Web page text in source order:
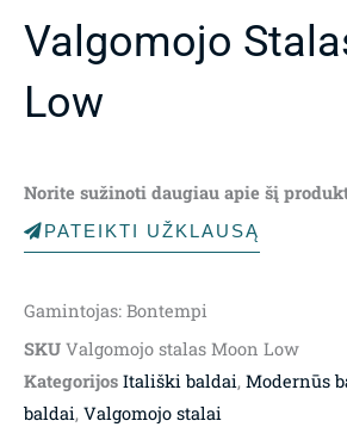
Valgomojo
Low
Norite sužinoti daugiau apie šį
PATEIKTI UŽKLAUSĄ
Gamintojas: Bontempi
SKU Valgomojo stalas Moon Low
Kategorijos Itališki baldai, Modernūs
baldai, Valgomojo stalai